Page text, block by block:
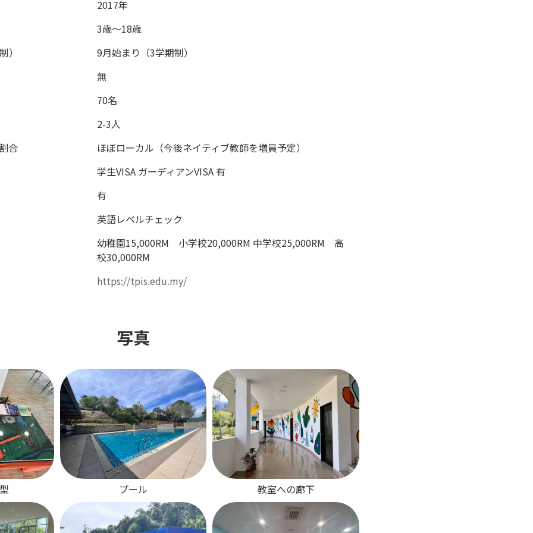
2017年
3歳〜18歳
）
9月始まり（3学期制）
無
70名
2-3人
合
ほぼローカル（今後ネイティブ教師を増員予定）
学生VISA ガーディアンVISA 有
有
英語レベルチェック
幼稚園15,000RM 小学校20,000RM 中学校25,000RM 高
校30,000RM
https://tpis.edu.my/
写真
プール 教室への廊下